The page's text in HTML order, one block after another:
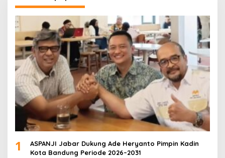
1
ASPANJI Jabar Dukung Ade Heryanto Pimpin Kadin
Kota Bandung Periode 2026–2031